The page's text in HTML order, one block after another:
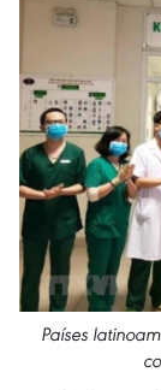
Países